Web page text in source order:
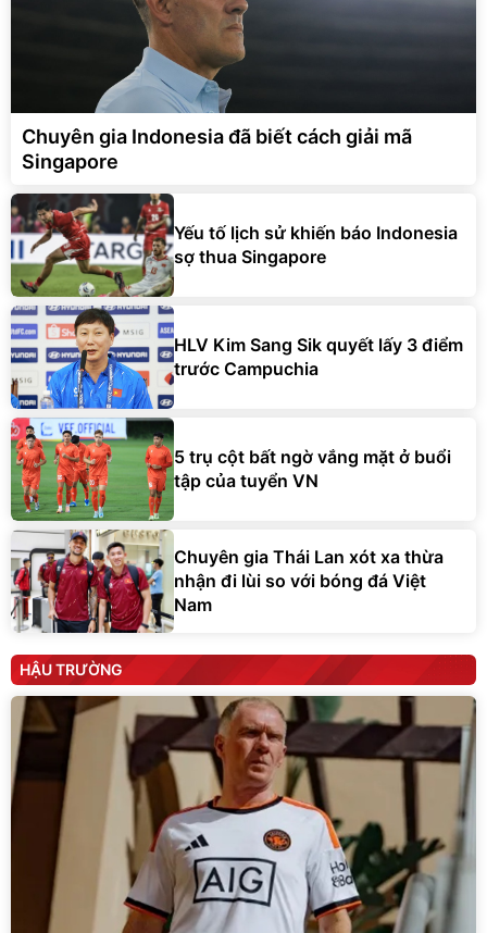
Chuyên gia Indonesia đã biết cách giải mã
Singapore
Yếu tố lịch sử khiến báo Indonesia
sợ thua Singapore
HLV Kim Sang Sik quyết lấy 3 điểm
trước Campuchia
5 trụ cột bất ngờ vắng mặt ở buổi
tập của tuyển VN
Chuyên gia Thái Lan xót xa thừa
nhận đi lùi so với bóng đá Việt
Nam
HẬU TRƯỜNG